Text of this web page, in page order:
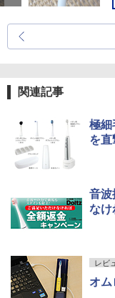
関連記事
極細
を直
音波
なけ
レビ
オム